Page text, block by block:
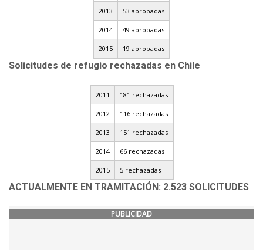
2013 53 aprobadas
2014 49 aprobadas
2015 19 aprobadas
Solicitudes de refugio rechazadas en Chile
2011 181 rechazadas
2012 116 rechazadas
2013 151 rechazadas
2014 66 rechazadas
2015 5 rechazadas
ACTUALMENTE EN TRAMITACIÓN: 2.523 SOLICITUDES
PUBLICIDAD